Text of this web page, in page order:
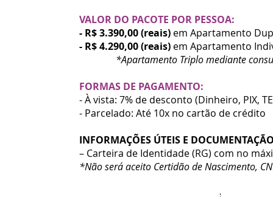
VALOR DO PACOTE POR PESSOA:
- R$ 3.390,00 (reais) em Apartamento
- R$ 4.290,00 (reais) em Apartamento
*Apartamento Triplo mediante
FORMAS DE PAGAMENTO:
- À vista: 7% de desconto (Dinheiro, PIX,
- Parcelado: Até 10x no cartão de crédito
INFORMAÇÕES ÚTEIS E
– Carteira de Identidade (RG) com no
*Não será aceito Certidão de Nascimento,